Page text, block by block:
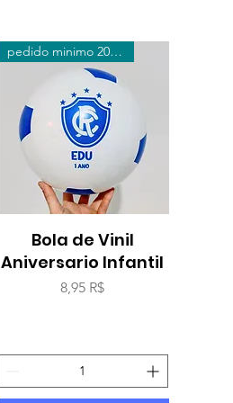
Aperçu rapide
pedido minimo 20 bolas
Bola de Vinil
Aniversario Infantil
Prix
8,95 R$